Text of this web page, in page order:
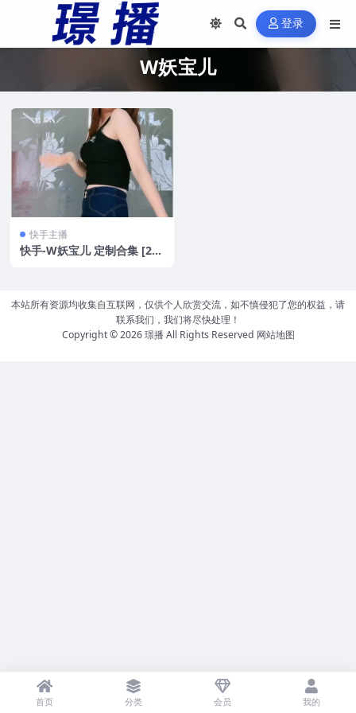
登录
W妖宝儿
快手主播
快手-W妖宝儿 定制合集 [28
本站所有资源均收集自互联网，仅供个人欣赏交流，如不慎侵犯了您的权益，请
联系我们，我们将尽快处理！
Copyright © 2026璟播All Rights Reserved 网站地图
首页 分类 会员 我的